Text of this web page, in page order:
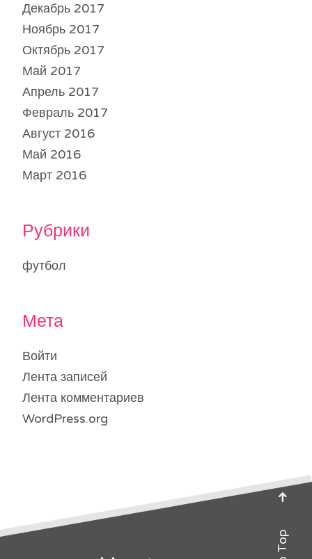
Декабрь 2017
Ноябрь 2017
Октябрь 2017
Май 2017
Апрель 2017
Февраль 2017
Август 2016
Май 2016
Март 2016
Рубрики
футбол
Мета
Войти
Лента записей
Лента комментариев
WordPress.org